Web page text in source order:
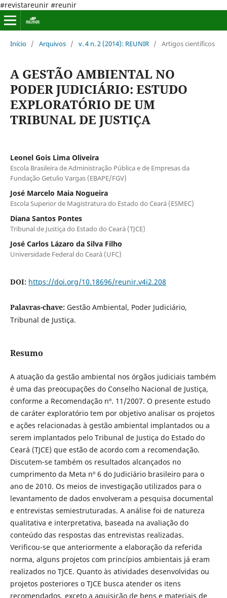
#revistareunir #reunir
Início / Arquivos / v. 4 n. 2 (2014): REUNIR / Artigos científicos
A GESTÃO AMBIENTAL NO
PODER JUDICIÁRIO: ESTUDO
EXPLORATÓRIO DE UM
TRIBUNAL DE JUSTIÇA
Leonel Gois Lima Oliveira
Escola Brasileira de Administração Pública e de Empresas da
Fundação Getulio Vargas (EBAPE/FGV)
José Marcelo Maia Nogueira
Escola Superior de Magistratura do Estado do Ceará (ESMEC)
Diana Santos Pontes
Tribunal de Justiça do Estado do Ceará (TJCE)
José Carlos Lázaro da Silva Filho
Universidade Federal do Ceará (UFC)
DOI: https://doi.org/10.18696/reunir.v4i2.208
Palavras-chave: Gestão Ambiental, Poder Judiciário,
Tribunal de Justiça.
Resumo
A atuação da gestão ambiental nos órgãos judiciais também
é uma das preocupações do Conselho Nacional de Justiça,
conforme a Recomendação nº. 11/2007. O presente estudo
de caráter exploratório tem por objetivo analisar os projetos
e ações relacionadas à gestão ambiental implantados ou a
serem implantados pelo Tribunal de Justiça do Estado do
Ceará (TJCE) que estão de acordo com a recomendação.
Discutem-se também os resultados alcançados no
cumprimento da Meta nº 6 do Judiciário brasileiro para o
ano de 2010. Os meios de investigação utilizados para o
levantamento de dados envolveram a pesquisa documental
e entrevistas semiestruturadas. A análise foi de natureza
qualitativa e interpretativa, baseada na avaliação do
conteúdo das respostas das entrevistas realizadas.
Verificou-se que anteriormente a elaboração da referida
norma, alguns projetos com princípios ambientais já eram
realizados no TJCE. Quanto às atividades desenvolvidas ou
projetos posteriores o TJCE busca atender os itens
recomendados, exceto a aquisição de bens e materiais de